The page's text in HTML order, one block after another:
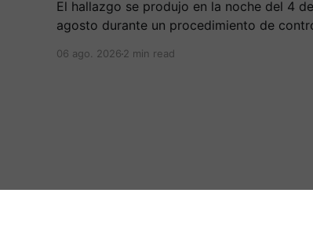
El hallazgo se produjo en la noche del 4 de
agosto durante un procedimiento de
peaje de Villa Rica.
06 ago. 2026 2 min read